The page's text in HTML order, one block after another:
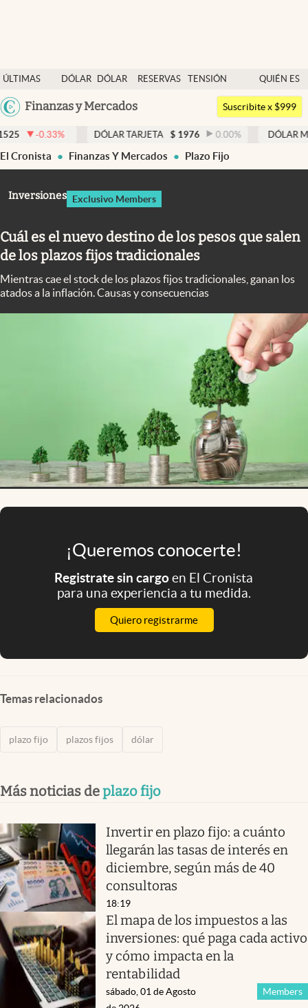
ÚLTIMAS
NOTICIAS
DÓLAR
DÓLAR
RESERVAS
TENSIÓN
GEOPOLÍTICA
QUIÉN ES
QUIÉN
Argentina
Finanzas y Mercados
Dólar
Members
Economía y Política
Finanzas y Mercados
Columnistas
Otras secciones
Apertura
Infotechnology
El Cronista Studio
Mediakit
Argentina
Suscribite x $999
DÓLAR TARJETA $ 1976 0.00% DÓLAR MEP $ 1526,03
El Cronista Finanzas Y Mercados Plazo Fijo
Inversiones Exclusivo Members
Cuál es el nuevo destino de los pesos que salen
de los plazos fijos tradicionales
Mientras cae el stock de los plazos fijos tradicionales, ganan los
atados a la inflación. Causas y consecuencias
¡Queremos conocerte!
Registrate sin cargoen El Cronista
para una experiencia a tu medida.
Quiero registrarme
Temas relacionados
plazo fijo plazos fijos dólar
Más noticias deplazo fijo
Invertir en plazo fijo: a cuánto
llegarán las tasas de interés en
diciembre, según más de 40
consultoras
18:19
El mapa de los impuestos a las
inversiones: qué paga cada activo
y cómo impacta en la
rentabilidad
Members
sábado, 01 de Agosto